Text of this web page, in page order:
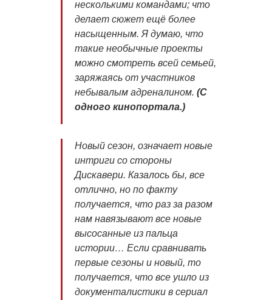
несколькими командами; что
делает сюжет ещё более
насыщенным. Я думаю, что
такие необычные проекты
можно смотреть всей семьей,
заряжаясь от участников
небывалым адреналином. (С
одного кинопортала.)
Новый сезон, означает новые
интриги со стороны
Дискавери. Казалось бы, все
отлично, но по факту
получается, что раз за разом
нам навязывают все новые
высосанные из пальца
истории… Если сравнивать
первые сезоны и новый, то
получается, что все ушло из
документалистики в сериал